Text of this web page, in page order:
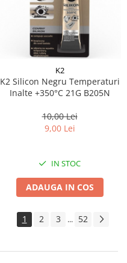
K2
K2 Silicon Negru Temperaturi
Inalte +350°C 21G B205N
10,00 Lei
9,00 Lei
IN STOC
ADAUGA IN COS
1 2 3 ... 52